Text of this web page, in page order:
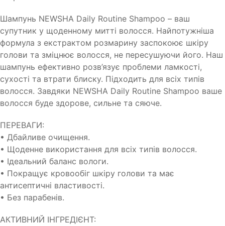
Шампунь NEWSHA Daily Routine Shampoo – ваш
супутник у щоденному митті волосся. Найпотужніша
формула з екстрактом розмарину заспокоює шкіру
голови та зміцнює волосся, не пересушуючи його. Наш
шампунь ефективно розв’язує проблеми ламкості,
сухості та втрати блиску. Підходить для всіх типів
волосся. Завдяки NEWSHA Daily Routine Shampoo ваше
волосся буде здорове, сильне та сяюче.
ПЕРЕВАГИ:
• Дбайливе очищення.
• Щоденне використання для всіх типів волосся.
• Ідеальний баланс вологи.
• Покращує кровообіг шкіру голови та має
антисептичні властивості.
• Без парабенів.
АКТИВНИЙ ІНГРЕДІЄНТ: